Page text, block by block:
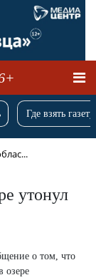
Где взять
утонул
о том, что
озере